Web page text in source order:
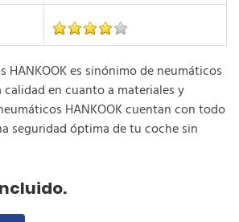
HANKOOK es sinónimo de neumáticos
en cuanto a materiales y
HANKOOK cuentan con todo
seguridad óptima de tu coche sin